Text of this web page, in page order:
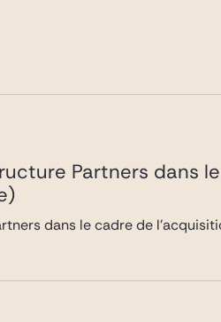
Partners dans
dans le cadre de